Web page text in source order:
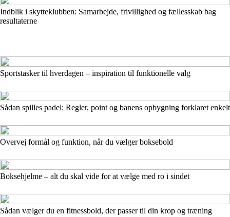
Indblik i skytteklubben: Samarbejde, frivillighed og fællesskab bag
resultaterne
Sportstasker til hverdagen – inspiration til funktionelle valg
Sådan spilles padel: Regler, point og banens opbygning forklaret enkelt
Overvej formål og funktion, når du vælger boksebold
Boksehjelme – alt du skal vide for at vælge med ro i sindet
Sådan vælger du en fitnessbold, der passer til din krop og træning